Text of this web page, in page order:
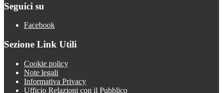
Seguici su
Facebook
Sezione Link Utili
Cookie policy
Note legali
Informativa Privacy
Ufficio Relazioni con il Pubblico